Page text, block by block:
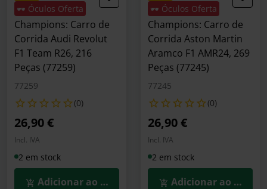
🕶️ Óculos Oferta
LEGO Speed
Champions: Carro de
Corrida Audi Revolut
F1 Team R26, 216
Peças (77259)
77259
(0)
26,90 €
Incl. IVA
2 em stock
Adicionar ao Carrinho
🕶️ Óculos Oferta
LEGO Speed
Champions: Carro de
Corrida Aston Martin
Aramco F1 AMR24, 269
Peças (77245)
77245
(0)
26,90 €
Incl. IVA
2 em stock
Adicionar ao